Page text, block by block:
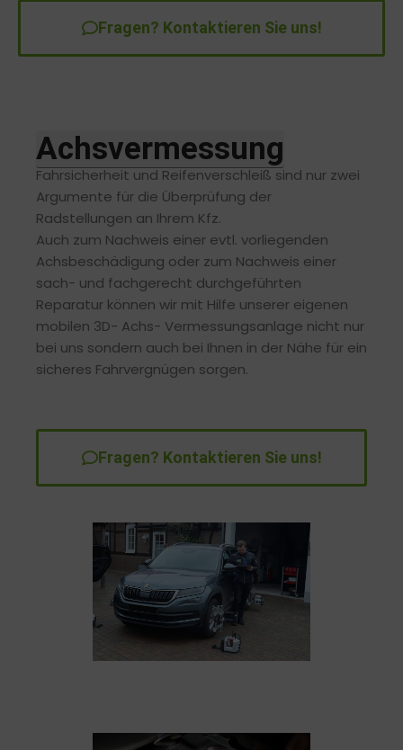
Fragen? Kontaktieren Sie uns!
Achsvermessung
Fahrsicherheit und Reifenverschleiß sind nur zwei
Argumente für die Überprüfung der
Radstellungen an Ihrem Kfz.
Auch zum Nachweis einer evtl. vorliegenden
Achsbeschädigung oder zum Nachweis einer
sach- und fachgerecht durchgeführten
Reparatur können wir mit Hilfe unserer eigenen
mobilen 3D- Achs- Vermessungsanlage nicht nur
bei uns sondern auch bei Ihnen in der Nähe für ein
sicheres Fahrvergnügen sorgen.
Fragen? Kontaktieren Sie uns!